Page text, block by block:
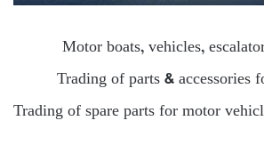
Motor boats, vehicles,
Trading of parts & accessories
Trading of spare parts for motor